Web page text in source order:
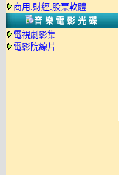
商用.財經.股票軟體
音樂電影光碟
電視劇影集
電影院線片